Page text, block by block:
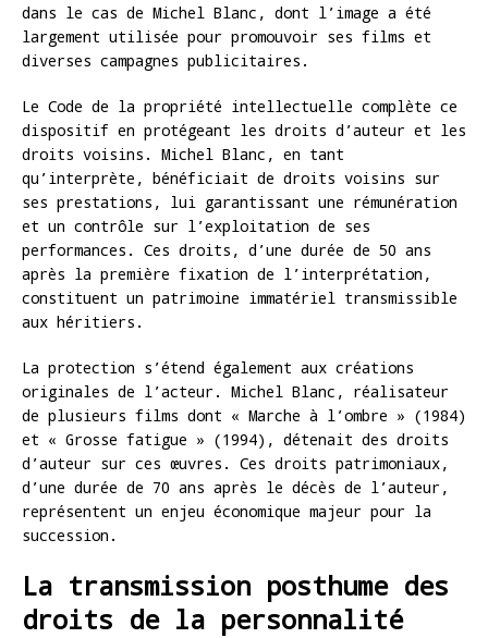
dans le cas de Michel Blanc, dont l’image a été
largement utilisée pour promouvoir ses films et
diverses campagnes publicitaires.
Le Code de la propriété intellectuelle complète ce
dispositif en protégeant les droits d’auteur et les
droits voisins. Michel Blanc, en tant
qu’interprète, bénéficiait de droits voisins sur
ses prestations, lui garantissant une rémunération
et un contrôle sur l’exploitation de ses
performances. Ces droits, d’une durée de 50 ans
après la première fixation de l’interprétation,
constituent un patrimoine immatériel transmissible
aux héritiers.
La protection s’étend également aux créations
originales de l’acteur. Michel Blanc, réalisateur
de plusieurs films dont « Marche à l’ombre » (1984)
et « Grosse fatigue » (1994), détenait des droits
d’auteur sur ces œuvres. Ces droits patrimoniaux,
d’une durée de 70 ans après le décès de l’auteur,
représentent un enjeu économique majeur pour la
succession.
La transmission posthume des
droits de la personnalité